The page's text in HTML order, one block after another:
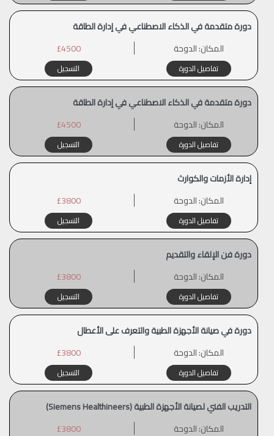
دورة متقدمة في الذكاء الاصطناعي في إدارة الطاقة
المكان:الدوحة £4500
تفاصيل الدورة التسجيل
دورة متقدمة في الذكاء الاصطناعي في إدارة الطاقة
المكان:الدوحة £4500
تفاصيل الدورة التسجيل
إدارة الأزمات والكوارث
المكان:الدوحة £3800
تفاصيل الدورة التسجيل
دورة فن الإلقاء والتقديم
المكان:الدوحة £3800
تفاصيل الدورة التسجيل
دورة في صيانة الأجهزة الطبية والتعرف على الأعطال
المكان:الدوحة £3800
تفاصيل الدورة التسجيل
التدريب الفني لصيانة الأجهزة الطبية (Siemens Healthineers)
المكان:الدوحة £3800